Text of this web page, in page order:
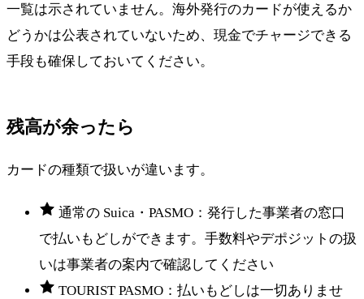
一覧は示されていません。海外発行のカードが使えるか
どうかは公表されていないため、現金でチャージできる
手段も確保しておいてください。
残高が余ったら
カードの種類で扱いが違います。
通常の Suica・PASMO：発行した事業者の窓口
で払いもどしができます。手数料やデポジットの扱
いは事業者の案内で確認してください
TOURIST PASMO：払いもどしは一切ありませ